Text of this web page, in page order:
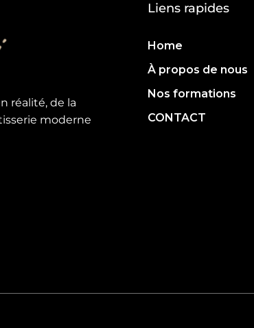
réalité, de la
moderne
Liens rapides
Home
À propos de nous
Nos formations
CONTACT